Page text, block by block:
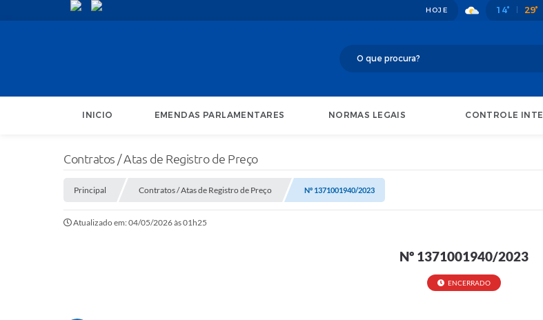
HOJE 14° 29°
INICIO EMENDAS PARLAMENTARES NORMAS LEGAIS CONTROLE
Contratos / Atas de Registro de Preço
Principal Contratos / Atas de Registro de Preço Nº 1371001940/2023
Atualizado em: 04/05/2026 às 01h25
Nº 1371001940/2023
ENCERRADO